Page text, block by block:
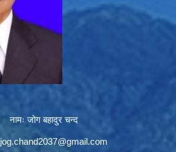
नामः जोग बहादुर चन्द
jog.chand2037@gmail.com